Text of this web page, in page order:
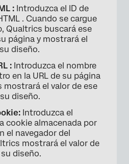
×
×
: Introduzca el ID de
. Cuando se cargue
Qualtrics buscará ese
página y mostrará el
diseño.
: Introduzca el nombre
en la URL de su página
mostrará el valor de ese
diseño.
Introduzca el
cookie almacenada por
el navegador del
mostrará el valor de
diseño.